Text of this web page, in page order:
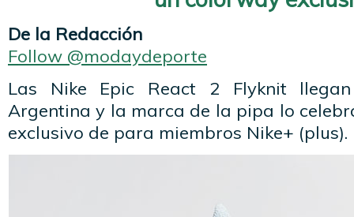
De la Redacción
Follow @modaydeporte
Las Nike Epic React 2 Flyknit
Argentina y la marca de la pipa lo
exclusivo de para miembros Nike+ (plus).